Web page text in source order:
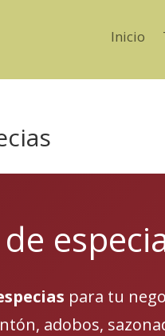
Inicio
para tu
adobos,